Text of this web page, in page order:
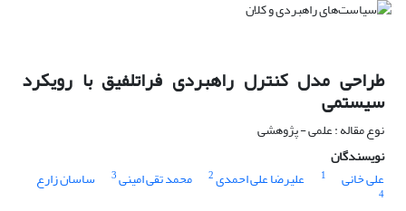
طراحی مدل کنترل راهبردی فراتلفیق با رویکرد
سیستمی
نوع مقاله : علمی - پژوهشی
نویسندگان
علی خانی
1 علیرضا علی احمدی2 محمد تقی امینی3 ساسان زارع
4